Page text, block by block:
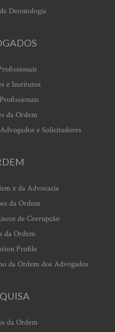
Deontologia
e Institutos
da Ordem
e Solicitadores
e da Advocacia
da Ordem
de Corrupção
da Ordem
Profile
da Ordem dos Advogados
da Ordem